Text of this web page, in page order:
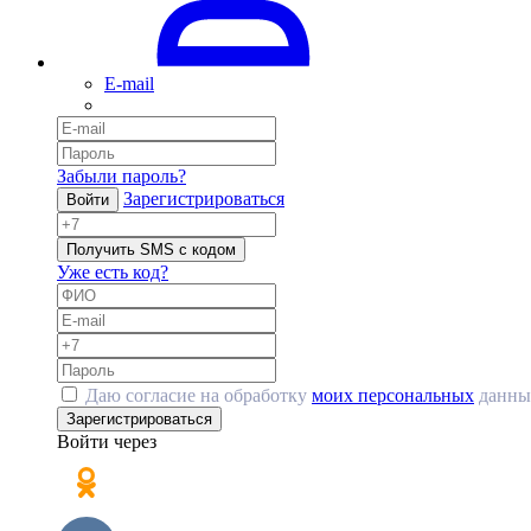
E-mail
Забыли пароль?
Войти Зарегистрироваться
Получить SMS с кодом
Уже есть код?
Даю согласие на обработку моих персональных
Зарегистрироваться
Войти через